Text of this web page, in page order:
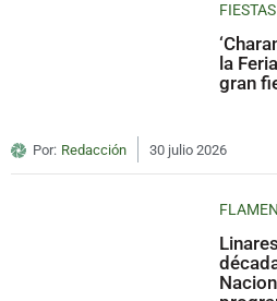
FIESTAS
la
gran
Por: Redacción 30 julio 2026